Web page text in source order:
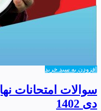
افزودن به سبد خرید
سوالات امتحانات
دی 1402